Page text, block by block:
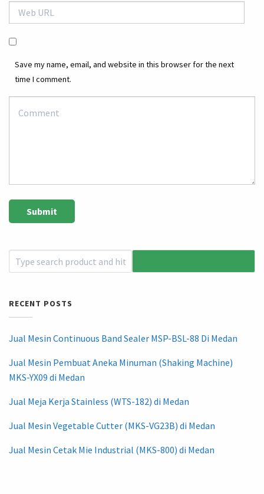
Save my name, email, and website in this browser for the next
time I comment.
RECENT POSTS
Jual Mesin Continuous Band Sealer MSP-BSL-88 Di Medan
Jual Mesin Pembuat Aneka Minuman (Shaking Machine)
MKS-YX09 di Medan
Jual Meja Kerja Stainless (WTS-182) di Medan
Jual Mesin Vegetable Cutter (MKS-VG23B) di Medan
Jual Mesin Cetak Mie Industrial (MKS-800) di Medan